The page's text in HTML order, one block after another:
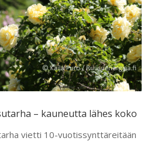
– kauneutta lähes koko
vietti 10-vuotissynttäreitään